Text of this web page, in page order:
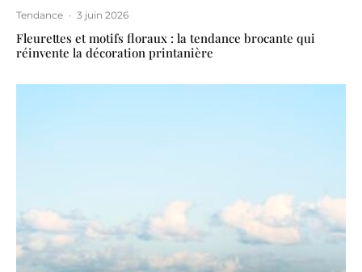
Tendance · 3 juin 2026
Fleurettes et motifs floraux : la tendance brocante qui
réinvente la décoration printanière